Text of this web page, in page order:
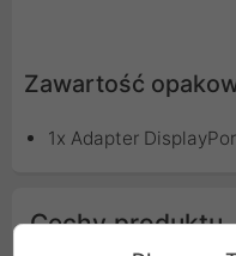
Zawartość
1x Adapter
Cechy produktu